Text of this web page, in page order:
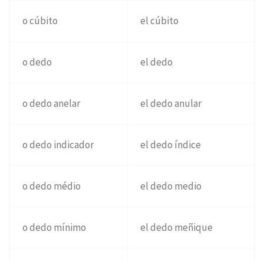
o cúbito el cúbito
o dedo el dedo
o dedo anelar el dedo anular
o dedo indicador el dedo índice
o dedo médio el dedo medio
o dedo mínimo el dedo meñique